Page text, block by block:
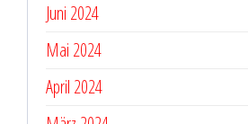
Juni 2024
Mai 2024
April 2024